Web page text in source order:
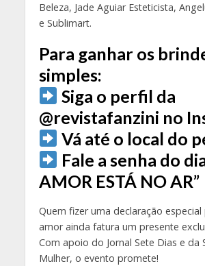
Beleza, Jade Aguiar Esteticista,
e Sublimart.
Para ganhar os
simples:
Siga o perfil da
@revistafanzini no
Vá até o local do
Fale a senha do
AMOR ESTÁ NO AR”
Quem fizer uma declaração especial
amor ainda fatura um presente
Com apoio do Jornal Sete Dias e da
Mulher, o evento promete!